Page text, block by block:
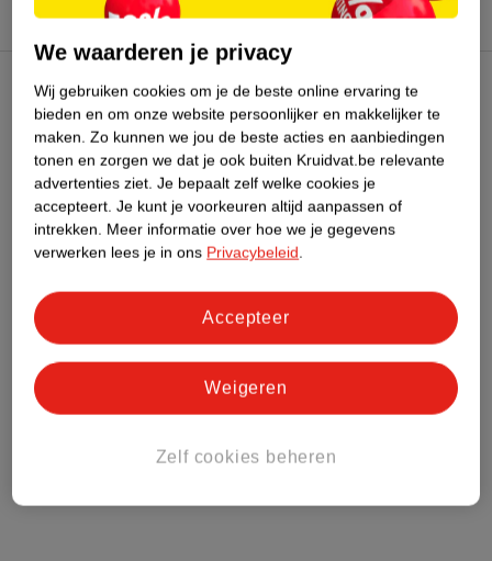
Kruidvat Club
Klantenservice
Over Kruidvat
We waarderen je privacy
Wij gebruiken cookies om je de beste online ervaring te
bieden en om onze website persoonlijker en makkelijker te
maken. Zo kunnen we jou de beste acties en aanbiedingen
tonen en zorgen we dat je ook buiten Kruidvat.be relevante
advertenties ziet. Je bepaalt zelf welke cookies je
accepteert. Je kunt je voorkeuren altijd aanpassen of
intrekken. Meer informatie over hoe we je gegevens
verwerken lees je in ons Privacybeleid.
Zelf cookies beheren
Weigeren
Accepteer